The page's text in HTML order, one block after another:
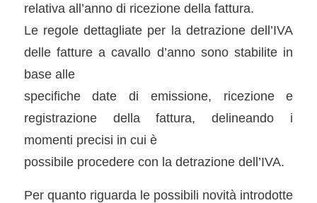
relativa all’anno di ricezione della fattura.
Le regole dettagliate per la detrazione dell’IVA
delle fatture a cavallo d’anno sono stabilite in
base alle
specifiche date di emissione, ricezione e
registrazione della fattura, delineando i
momenti precisi in cui è
possibile procedere con la detrazione dell’IVA.
Per quanto riguarda le possibili novità introdotte